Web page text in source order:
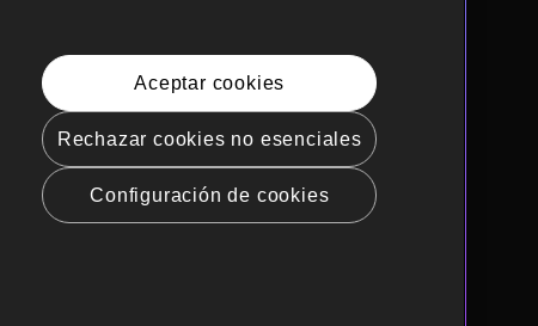
Aceptar cookies
Rechazar cookies no esenciales
Configuración de cookies